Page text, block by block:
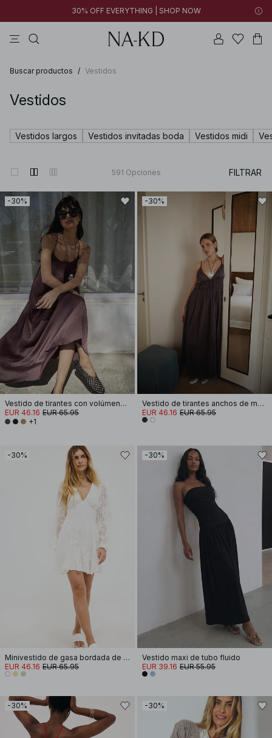
30% OFF EVERYTHING | SHOP NOW
Buscar productos / Vestidos
Vestidos
Vestidos largos Vestidos invitadas boda Vestidos midi
591 Opciones FILTRAR
-30%
Vestido de tirantes con volúmenes fruncidos
EUR 46.16 EUR 65.95
+1
-30%
Vestido de tirantes anchos de mezcla de lino con volúmenes y efecto arrugado
EUR 46.16 EUR 65.95
-30%
Minivestido de gasa bordada de manga larga
EUR 46.16 EUR 65.95
-30%
Vestido maxi de tubo fluido
EUR 39.16 EUR 55.95
-30% -30%